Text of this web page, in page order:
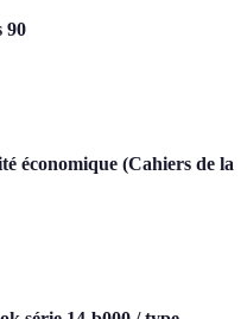
90
économique (Cahiers de la